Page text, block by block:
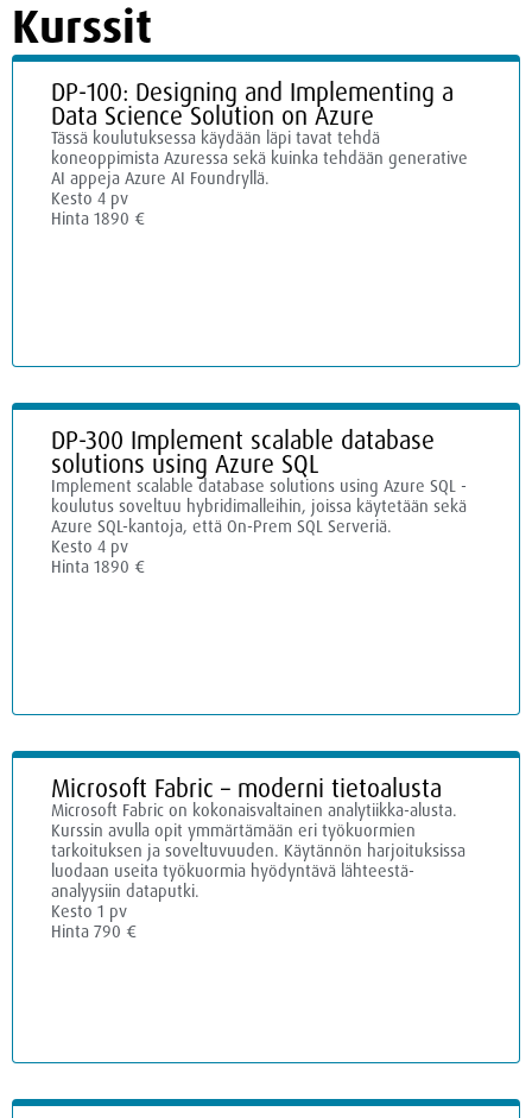
Kurssit
DP-100: Designing and Implementing a
Data Science Solution on Azure
Tässä koulutuksessa käydään läpi tavat tehdä
koneoppimista Azuressa sekä kuinka tehdään generative
AI appeja Azure AI Foundryllä.
Kesto 4 pv
Hinta 1890 €
DP-300 Implement scalable database
solutions using Azure SQL
Implement scalable database solutions using Azure SQL -
koulutus soveltuu hybridimalleihin, joissa käytetään sekä
Azure SQL-kantoja, että On-Prem SQL Serveriä.
Kesto 4 pv
Hinta 1890 €
Microsoft Fabric – moderni tietoalusta
Microsoft Fabric on kokonaisvaltainen analytiikka-alusta.
Kurssin avulla opit ymmärtämään eri työkuormien
tarkoituksen ja soveltuvuuden. Käytännön harjoituksissa
luodaan useita työkuormia hyödyntävä lähteestä-
analyysiin dataputki.
Kesto 1 pv
Hinta 790 €